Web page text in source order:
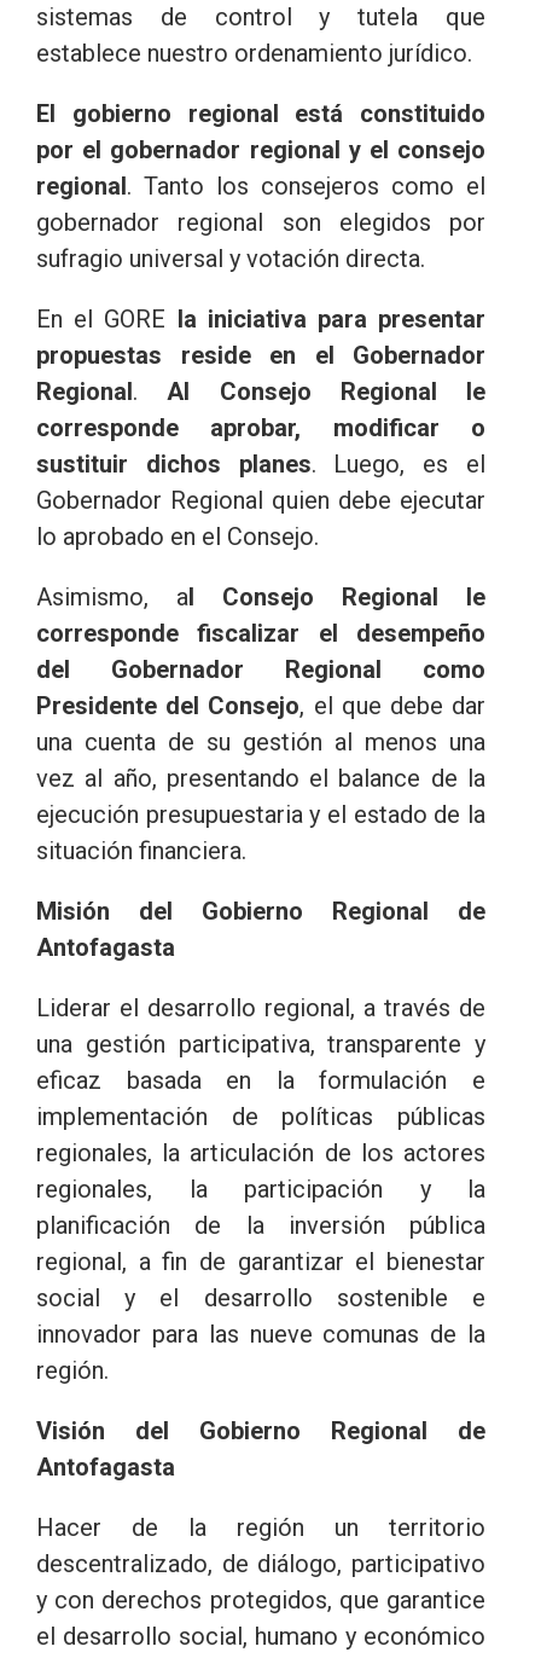
sistemas de control y tutela que
establece nuestro ordenamiento jurídico.
El gobierno regional está constituido
por el gobernador regional y el consejo
regional. Tanto los consejeros como el
gobernador regional son elegidos por
sufragio universal y votación directa.
En el GORE la iniciativa para presentar
propuestas reside en el Gobernador
Regional. Al Consejo Regional le
corresponde aprobar, modificar o
sustituir dichos planes. Luego, es el
Gobernador Regional quien debe ejecutar
lo aprobado en el Consejo.
Asimismo, al Consejo Regional le
corresponde fiscalizar el desempeño
del Gobernador Regional como
Presidente del Consejo, el que debe dar
una cuenta de su gestión al menos una
vez al año, presentando el balance de la
ejecución presupuestaria y el estado de la
situación financiera.
Misión del Gobierno Regional de
Antofagasta
Liderar el desarrollo regional, a través de
una gestión participativa, transparente y
eficaz basada en la formulación e
implementación de políticas públicas
regionales, la articulación de los actores
regionales, la participación y la
planificación de la inversión pública
regional, a fin de garantizar el bienestar
social y el desarrollo sostenible e
innovador para las nueve comunas de la
región.
Visión del Gobierno Regional de
Antofagasta
Hacer de la región un territorio
descentralizado, de diálogo, participativo
y con derechos protegidos, que garantice
el desarrollo social, humano y económico